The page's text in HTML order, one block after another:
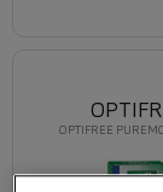
OPTIFREE